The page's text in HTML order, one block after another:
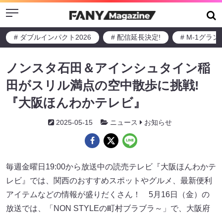
Menu
# ダブルインパクト2026 # 配信延長決定! # M-1グラン
ノンスタ石田＆アインシュタイン稲
田がスリル満点の空中散歩に挑戦!
『大阪ほんわかテレビ』
2025-05-15 ニュース お知らせ
毎週金曜日19:00から放送中の読売テレビ『大阪ほんわかテ
レビ』では、関西のおすすめスポットやグルメ、最新便利
アイテムなどの情報が盛りだくさん！ 5月16日（金）の
放送では、「NON STYLEの町村ブラブラ～」で、大阪府